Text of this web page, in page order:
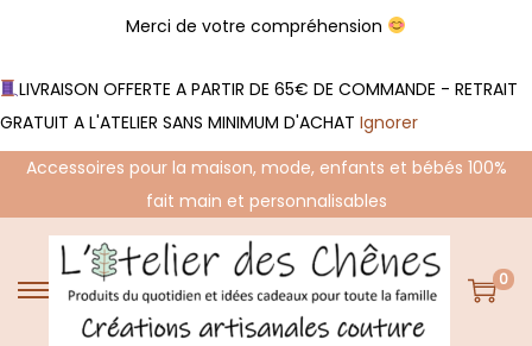
Merci de votre compréhension
LIVRAISON OFFERTE A PARTIR DE 65€ DE COMMANDE - RETRAIT
GRATUIT A L'ATELIER SANS MINIMUM D'ACHAT Ignorer
Accessoires pour la maison, mode, enfants et bébés 100%
fait main et personnalisables
P
a
P
a
0